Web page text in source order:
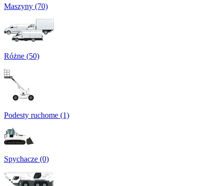
Maszyny (70)
Różne (50)
Podesty ruchome (1)
Spychacze (0)